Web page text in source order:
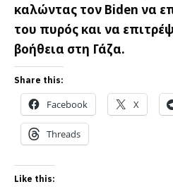
καλώντας τον Biden να
του πυρός και να
βοήθεια στη Γάζα.
Share this:
Facebook X
Threads
Like this: